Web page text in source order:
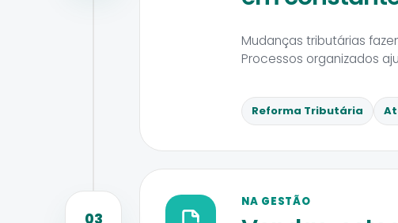
Mudanças tributárias
Processos organizados
Reforma Tributária
03
NA GESTÃO